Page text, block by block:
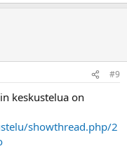
#9
keskustelua on
showthread.php/2